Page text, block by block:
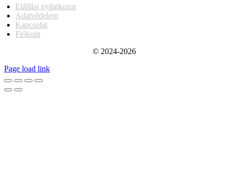
Elállási nyilatkozat
Adatvédelem
Kapcsolat
Fiókom
© 2024-2026
Page load link